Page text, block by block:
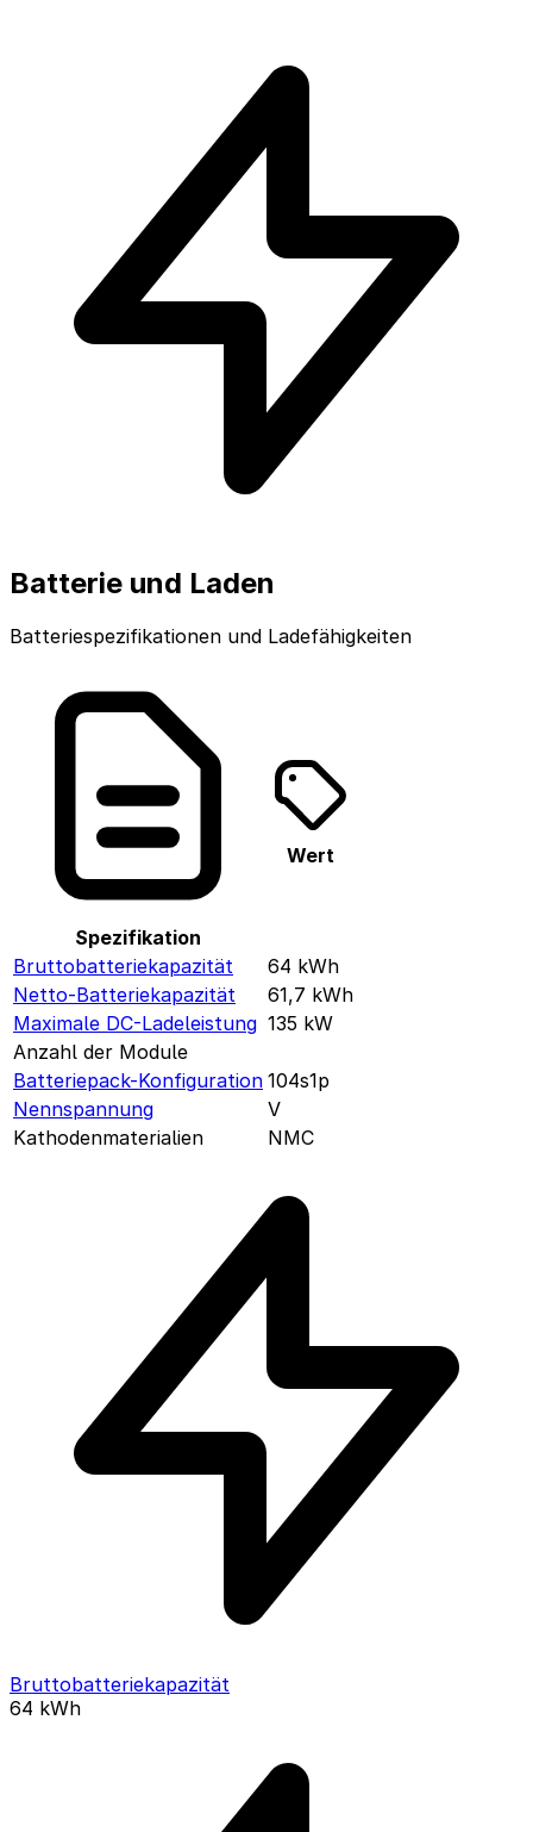
Batterie und Laden
Batteriespezifikationen und Ladefähigkeiten
Spezifikation
Wert
Bruttobatteriekapazität 64 kWh
Netto-Batteriekapazität
61,7 kWh
Maximale DC-Ladeleistung 135 kW
Anzahl der Module
Batteriepack-Konfiguration 104s1p
Nennspannung
V
Kathodenmaterialien
NMC
Bruttobatteriekapazität
64 kWh